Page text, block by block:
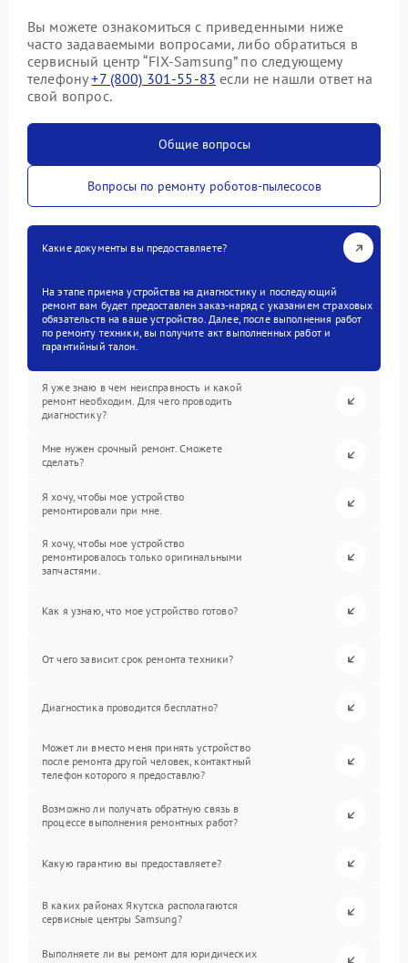
Вы можете ознакомиться с приведенными ниже
часто задаваемыми вопросами, либо обратиться в
сервисный центр “FIX-Samsung” по следующему
телефону+7 (800) 301-55-83 если не нашли ответ на
свой вопрос.
Общие вопросы
Вопросы по ремонту роботов-пылесосов
Какие документы вы предоставляете?
На этапе приема устройства на диагностику и последующий
ремонт вам будет предоставлен заказ-наряд с указанием страховых
обязательств на ваше устройство. Далее, после выполнения работ
по ремонту техники, вы получите акт выполненных работ и
гарантийный талон.
Я уже знаю в чем неисправность и какой
ремонт необходим. Для чего проводить
диагностику?
Мне нужен срочный ремонт. Сможете
сделать?
Я хочу, чтобы мое устройство
ремонтировали при мне.
Я хочу, чтобы мое устройство
ремонтировалось только оригинальными
запчастями.
Как я узнаю, что мое устройство готово?
От чего зависит срок ремонта техники?
Диагностика проводится бесплатно?
Может ли вместо меня принять устройство
после ремонта другой человек, контактный
телефон которого я предоставлю?
Возможно ли получать обратную связь в
процессе выполнения ремонтных работ?
Какую гарантию вы предоставляете?
В каких районах Якутска располагаются
сервисные центры Samsung?
Выполняете ли вы ремонт для юридических